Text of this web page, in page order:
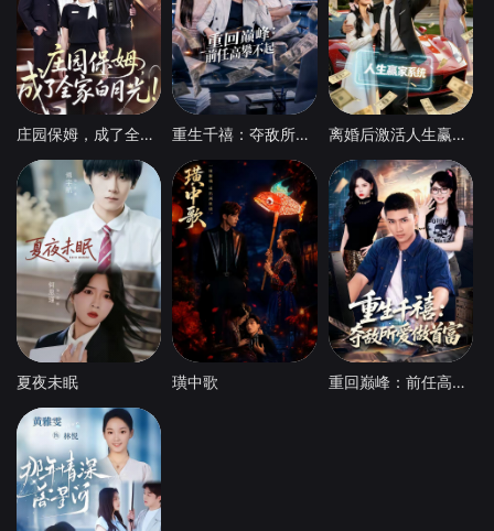
庄园保姆，成了全家白月光 重生千禧：夺敌所爱做首富 离婚后激活人生赢家系统
夏夜未眠 璜中歌 重回巅峰：前任高攀不起